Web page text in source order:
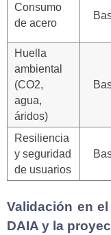
Consumo
de acero
Huella
ambiental
(CO2,
agua,
áridos)
Resiliencia
y seguridad
de usuarios
Validación en
DAIA y la